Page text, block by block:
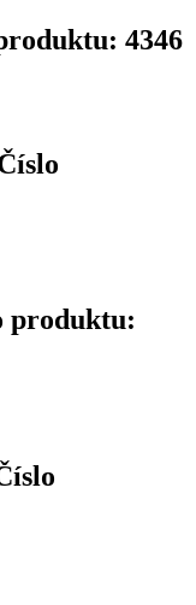
4346
produktu: